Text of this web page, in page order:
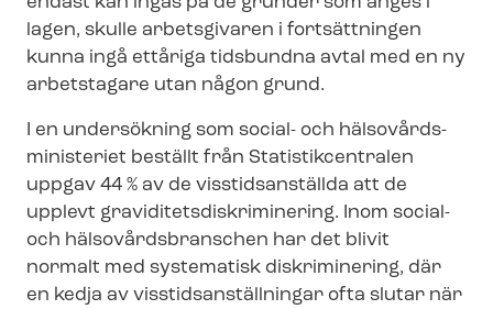
lagen, skulle arbetsgivaren i fortsättningen
kunna ingå ettåriga tidsbundna avtal med en ny
arbetstagare utan någon grund.
I en undersökning som social- och häl­so­vårds­
mi­ni­s­te­ri­et beställt från Sta­tistik­cen­tra­len
uppgav 44 % av de visstidsanställda att de
upplevt gra­vi­di­tets­dis­kri­mi­ne­ring. Inom social-
och häl­so­vårds­bran­schen har det blivit
normalt med systematisk diskriminering, där
en kedja av viss­tids­an­ställ­ning­ar ofta slutar när